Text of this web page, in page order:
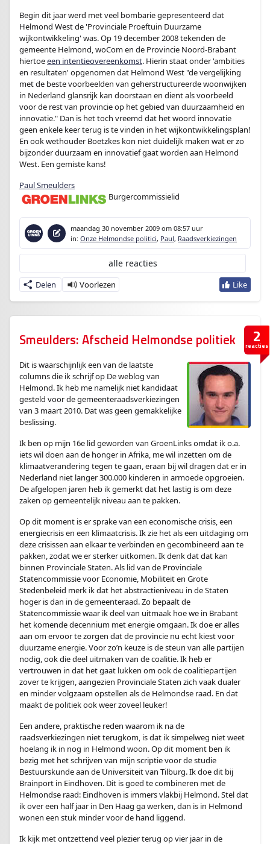
Begin dit jaar werd met veel bombarie gepresenteerd dat
Helmond West de 'Provinciale Proeftuin Duurzame
wijkontwikkeling' was. Op 19 december 2008 tekenden de
gemeente Helmond, woCom en de Provincie Noord-Brabant
hiertoeeen intentieovereenkomst. Hierin staat onder 'ambities
en resultaten' opgenomen dat Helmond West "de vergelijking
met de beste voorbeelden van geherstructureerde woonwijken
in Nederland glansrijk kan doorstaan en dient als voorbeeld
voor de rest van provincie op het gebied van duurzaamheid en
innovatie." Dan is het toch vreemd dat het woord innovatie
geen enkele keer terug is te vinden in het wijkontwikkelingsplan!
En ook wethouder Boetzkes kon niet duidelijk maken wat er zo
bijzonder duurzaam en innovatief gaat worden aan Helmond
West. Een gemiste kans!
Paul Smeulders
Burgercommissielid
maandag 30 november 2009 om 08:57 uur
in: Onze Helmondse politici, Paul, Raadsverkiezingen
Delen
alle reacties
2
reacties
Smeulders: Afscheid Helmondse politiek
Dit is waarschijnlijk een van de laatste
columns die ik schrijf op De weblog van
Helmond. Ik heb me namelijk niet kandidaat
gesteld voor de gemeenteraadsverkiezingen
van 3 maart 2010. Dat was geen gemakkelijke
beslissing.
Ik ben op mijn 16e lid geworden van GroenLinks omdat ik o.a.
iets wil doen aan de honger in Afrika, me wil inzetten om de
klimaatverandering tegen te gaan, eraan bij wil dragen dat er in
Nederland niet langer 300.000 kinderen in armoede opgroeien.
De afgelopen jaren heb ik gemerkt dat het lastig is om deze
zaken op gemeentelijk niveau aan te pakken.
Op dit moment is er sprake van een economische crisis, een
energiecrisis en een klimaatcrisis. Ik zie het als een uitdaging om
deze crisissen aan elkaar te verbinden en gecombineerd aan te
pakken, zodat we er sterker uitkomen. Ik denk dat dat kan
binnen Provinciale Staten. Als lid van de Provinciale
Statencommissie voor Economie, Mobiliteit en Grote
Stedenbeleid merk ik dat het abstractieniveau in de Staten
hoger is dan in de gemeenteraad. Zo bepaalt de
Statencommissie waar ik deel van uitmaak hoe we in Brabant
het komende decennium met energie omgaan. Ik doe er alles
aan om ervoor te zorgen dat de provincie nu echt kiest voor
duurzame energie. Voor zo’n keuze is de steun van alle partijen
nodig, ook die deel uitmaken van de coalitie. Ik heb er
vertrouwen in dat het gaat lukken om ook de coalitiepartijen
zover te krijgen, aangezien Provinciale Staten zich vaak dualer
en minder volgzaam opstellen als de Helmondse raad. En dat
maakt de politiek ook weer zoveel leuker!
Een andere, praktische reden waarom ik na de
raadsverkiezingen niet terugkom, is dat ik simpelweg niet weet
hoelang ik in nog in Helmond woon. Op dit moment ben ik
bezig met het schrijven van mijn scriptie voor de studie
Bestuurskunde aan de Universiteit van Tilburg. Ik doe dit bij
Brainport in Eindhoven. Dit is goed te combineren met de
Helmondse raad: Eindhoven is immers vlakbij Helmond. Stel dat
ik over een half jaar in Den Haag ga werken, dan is in Helmond
wonen een stuk minder voor de hand liggend.
Ik kijk met ontzettend veel plezier terug op vier jaar in de